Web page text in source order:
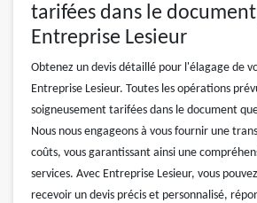
tarifées dans le
Entreprise Lesieur
Obtenez un devis détaillé pour l'élagage de
Entreprise Lesieur. Toutes les opérations
soigneusement tarifées dans le document
Nous nous engageons à vous fournir une
coûts, vous garantissant ainsi une
services. Avec Entreprise Lesieur, vous
recevoir un devis précis et personnalisé,